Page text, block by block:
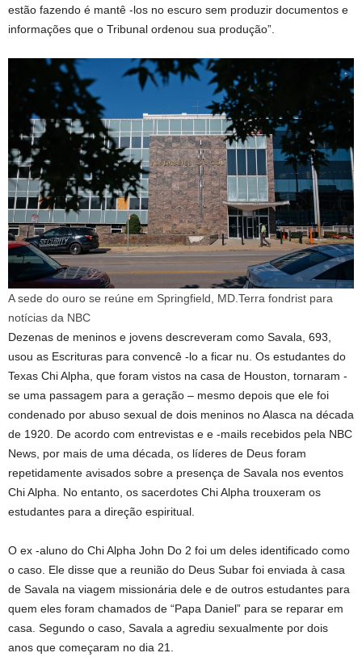
estão fazendo é mantê -los no escuro sem produzir documentos e
informações que o Tribunal ordenou sua produção”.
A sede do ouro se reúne em Springfield, MD. Terra fondrist para
notícias da NBC
Dezenas de meninos e jovens descreveram como Savala, 693,
usou as Escrituras para convencê -lo a ficar nu. Os estudantes do
Texas Chi Alpha, que foram vistos na casa de Houston, tornaram -
se uma passagem para a geração – mesmo depois que ele foi
condenado por abuso sexual de dois meninos no Alasca na década
de 1920. De acordo com entrevistas e e -mails recebidos pela NBC
News, por mais de uma década, os líderes de Deus foram
repetidamente avisados ​​sobre a presença de Savala nos eventos
Chi Alpha. No entanto, os sacerdotes Chi Alpha trouxeram os
estudantes para a direção espiritual.
O ex -aluno do Chi Alpha John Do 2 foi um deles identificado como
o caso. Ele disse que a reunião do Deus Subar foi enviada à casa
de Savala na viagem missionária dele e de outros estudantes para
quem eles foram chamados de “Papa Daniel” para se reparar em
casa. Segundo o caso, Savala a agrediu sexualmente por dois
anos que começaram no dia 21.